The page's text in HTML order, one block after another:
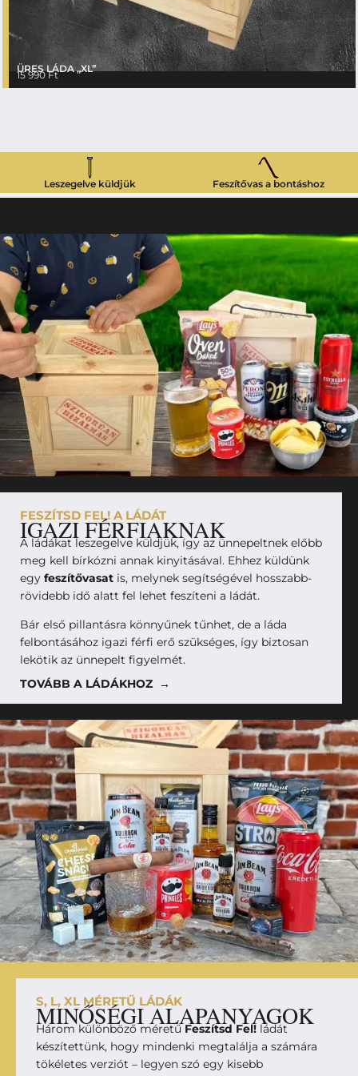
ÜRES LÁDA „XL”
15 990Ft
Leszegelve küldjük Feszítővas a bontáshoz
FESZÍTSD FEL! A LÁDÁT
IGAZI FÉRFIAKNAK
A ládákat leszegelve küldjük, így az ünnepeltnek előbb
meg kell bírkózni annak kinyitásával. Ehhez küldünk
egy feszítővasat is, melynek segítségével hosszabb-
rövidebb idő alatt fel lehet feszíteni a ládát.
Bár első pillantásra könnyűnek tűnhet, de a láda
felbontásához igazi férfi erő szükséges, így biztosan
lekötik az ünnepelt figyelmét.
TOVÁBB A LÁDÁKHOZ →
S, L, XL MÉRETŰ LÁDÁK
MINŐSÉGI ALAPANYAGOK
Három különböző méretűFeszítsd Fel! ládát
készítettünk, hogy mindenki megtalálja a számára
tökéletes verziót – legyen szó egy kisebb